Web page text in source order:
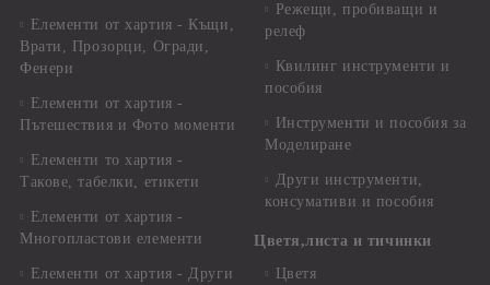
Елементи от хартия - Къщи,
Врати, Прозорци, Огради,
Фенери
Елементи от хартия -
Пътешествия и Фото моменти
Елементи то хартия -
Такове, табелки, етикети
Елементи от хартия -
Многопластови елементи
Елементи от хартия - Други
Режещи, пробиващи и
релеф
Квилинг инструменти и
пособия
Инструменти и пособия за
Моделиране
Други инструменти,
консумативи и пособия
Цветя,листа и тичинки
Цветя